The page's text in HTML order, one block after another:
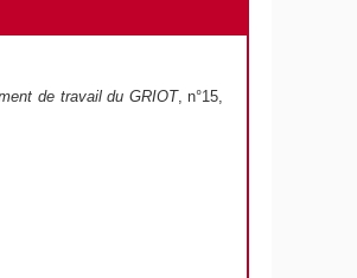
de travail du GRIOT, n°15,